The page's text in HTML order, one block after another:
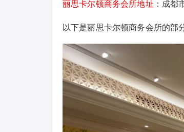
丽思卡尔顿商务会所地址 ： 成都
以下是丽思卡尔顿商务会所的部